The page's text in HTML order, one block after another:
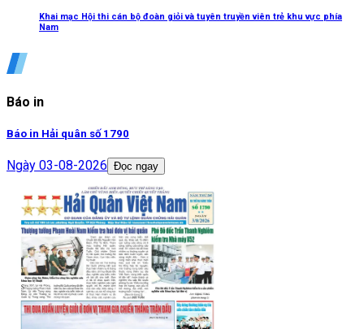
Khai mạc Hội thi cán bộ đoàn giỏi và tuyên truyền viên trẻ khu vực phía
Nam
Báo in
Báo in Hải quân số 1790
Ngày 03-08-2026 Đọc ngay